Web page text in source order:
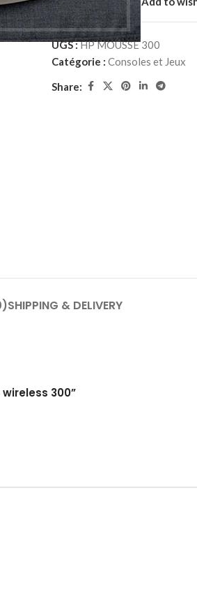
UGS :HP MOUSSE 300
Catégorie : Consoles et Jeux
Share:
SHIPPING & DELIVERY
wireless 300”